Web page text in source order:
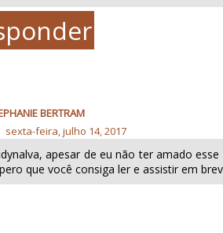
BERTRAM
sexta-feira, julho 14, 2017
apesar de eu não ter amado
que você consiga ler e assistir em